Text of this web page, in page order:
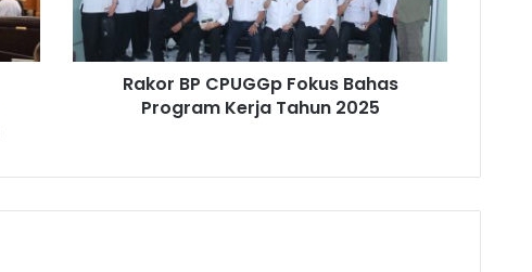
Rakor BP CPUGGp Fokus Bahas
Program Kerja Tahun 2025